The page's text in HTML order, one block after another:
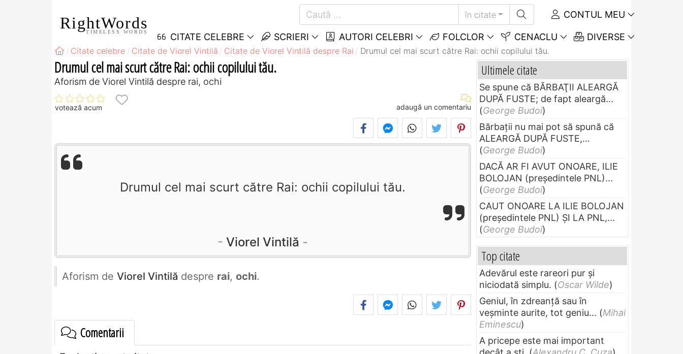
RightWords
TIMELESS WORDS
în citate CONTUL MEU
CITATE CELEBRE SCRIERI AUTORI CELEBRI FOLCLOR CENACLU DIVERSE
Citate celebre Citate de Viorel Vintilă Citate de Viorel Vintilă despre Rai Drumul cel mai scurt către Rai: ochii copilului tău.
Drumul cel mai scurt către Rai: ochii copilului tău.
Aforism de Viorel Vintilă despre rai, ochi
votează acum adaugă un comentariu
Drumul cel mai scurt către Rai: ochii copilului tău.
Viorel Vintilă
Aforism de Viorel Vintilă despre rai, ochi.
Comentarii
Ultimele citate
Se spune că BĂRBAŢII ALEARGĂ
DUPĂ FUSTE; de fapt aleargă...
(George Budoi)
Bărbaţii nu mai pot să spună că
ALEARGĂ DUPĂ FUSTE,...
(George Budoi)
DACĂ AR FI AVUT ONOARE, ILIE
BOLOJAN (preşedintele PNL)...
(George Budoi)
CAUT ONOARE LA ILIE BOLOJAN
(preşedintele PNL) ŞI LA PNL,...
(George Budoi)
Top citate
Adevărul este rareori pur și
niciodată simplu. (Oscar Wilde)
Geniul, în zdreanţă sau în
veşminte aurite, tot geniu... (Mihai
Eminescu)
A pricepe este mai important